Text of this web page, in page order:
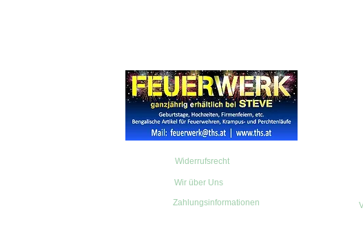
Widerrufsrecht
Wir über Uns
Zahlungsinformationen